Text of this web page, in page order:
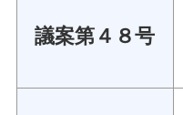
議案第４８号